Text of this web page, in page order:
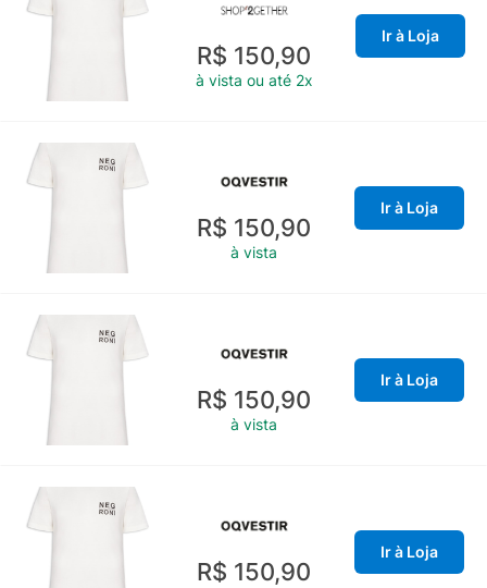
R$ 150,90
à vista ou até 2x
Ir à Loja
R$ 150,90
à vista
Ir à Loja
R$ 150,90
à vista
Ir à Loja
R$ 150,90
Ir à Loja